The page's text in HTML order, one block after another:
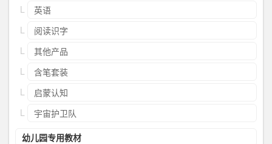
英语
阅读识字
其他产品
含笔套装
启蒙认知
宇宙护卫队
幼儿园专用教材